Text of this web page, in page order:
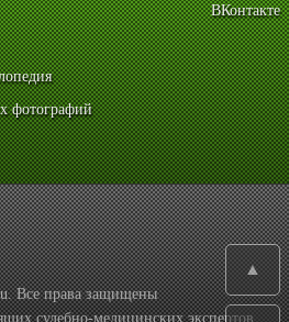
фотографий
ВКонтакте
Все права защищены
судебно-медицинских экспертов
▲